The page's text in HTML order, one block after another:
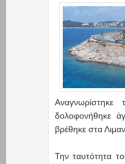
δολοφονήθηκε
βρέθηκε στα
Την ταυτότητα